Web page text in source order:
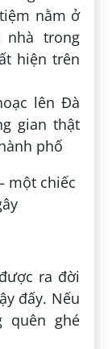
nằm ở
nhà trong
hiện trên
lên Đà
gian thật
phố
ra đời
đấy. Nếu
quên ghé